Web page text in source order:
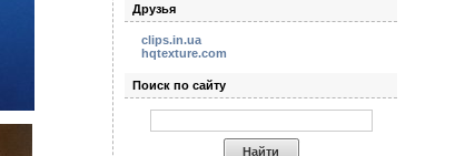
Друзья
clips.in.ua
hqtexture.com
Поиск по сайту